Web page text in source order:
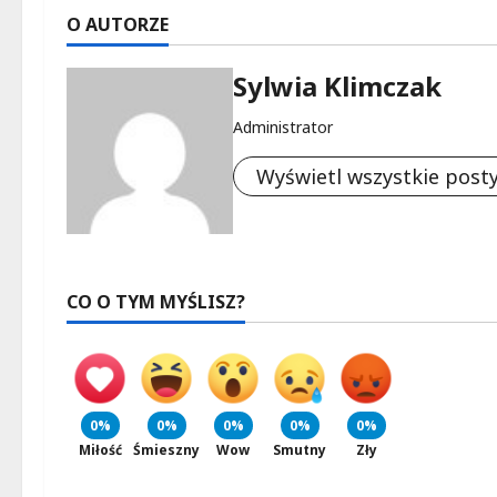
O AUTORZE
Sylwia Klimczak
Administrator
Wyświetl wszystkie
CO O TYM MYŚLISZ?
0%
Miłość
0%
Śmieszny
0%
Wow
0%
Smutny
0%
Zły